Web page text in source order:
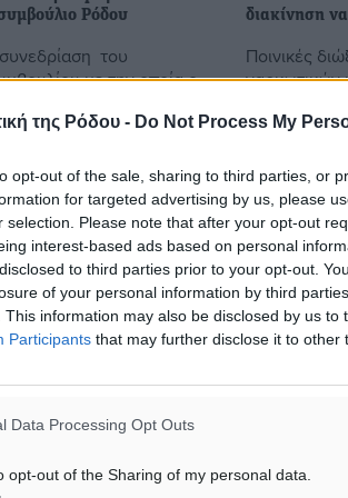
της Ρόδου - Do Not Process My
opt-out of the sale, sharing to third parties, or
for targeted advertising by us, please
selection. Please note that after your opt-out
interest-based ads based on personal
to third parties prior to your opt-out.
of your personal information by third
This information may also be disclosed by us to
Participants that may further disclose it to other
Data Processing Opt Outs
opt-out of the Sharing of my personal data.
Ρόδου
του
με την οποία ο
χτες. «Είναι μια
διακίνηση
Ποινικές
ναρκωτικών
άσκησε χθες
κατοίκου ...
29.12.16, 08:22